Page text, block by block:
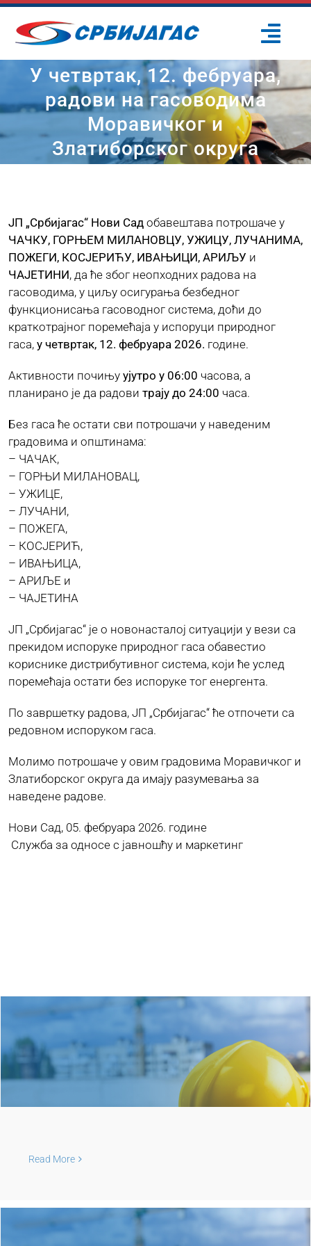
Skip
content
ПОЧЕТНА
ПРОЈЕКТИ
ОДРЖИВИ РАЗВОЈ
ПРЕС ЦЕНТАР
ЈАВНЕ НАБАВКЕ
ПЛАН ЈАВНИХ НАБАВКИ
КОНТАКТ
У четвртак, 12. фебруара,
радови на гасоводима
Моравичког и
Златиборског округа
ЈП „Србијагас“ Нови Садобавештава потрошаче у
ЧАЧКУ, ГОРЊЕМ МИЛАНОВЦУ, УЖИЦУ, ЛУЧАНИМА,
ПОЖЕГИ, КОСЈЕРИЋУ, ИВАЊИЦИ, АРИЉУ и
ЧАЈЕТИНИ, да ће због неопходних радова на
гасоводима, у циљу осигурања безбедног
функционисања гасоводног система, доћи до
краткотрајног поремећаја у испоруци природног
гаса, у четвртак, 12. фебруара 2026. године.
Активности почињу ујутро у 06:00 часова, а
планирано је да радови трају до 24:00 часа.
Без гаса ће остати сви потрошачи у наведеним
градовима и општинама:
– ЧАЧАК,
– ГОРЊИ МИЛАНОВАЦ,
– УЖИЦЕ,
– ЛУЧАНИ,
– ПОЖЕГА,
– КОСЈЕРИЋ,
– ИВАЊИЦА,
– АРИЉЕ и
– ЧАЈЕТИНА
ЈП „Србијагас“ је о новонасталој ситуацији у вези са
прекидом испоруке природног гаса обавестио
кориснике дистрибутивног система, који ће услед
поремећаја остати без испоруке тог енергента.
По завршетку радова, ЈП „Србијагас“ ће отпочети са
редовном испоруком гаса.
Молимо потрошаче у овим градовима Моравичког и
Златиборског округа да имају разумевања за
наведене радове.
Нови Сад, 05. фебруара 2026. године
Служба за односе с јавношћу и маркетинг
Read More